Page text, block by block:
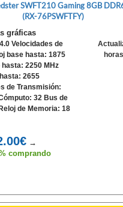
SWFT210 Gaming 8GB
(RX-76PSWFTFY)
gráficas
Velocidades de
base hasta: 1875
hasta: 2250 MHz
2655
de Transmisión:
32 Bus de
de Memoria: 18
→
comprando